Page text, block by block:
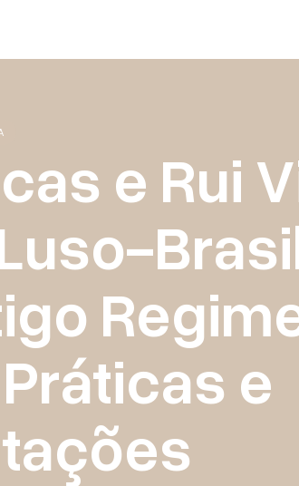
e Rui
e